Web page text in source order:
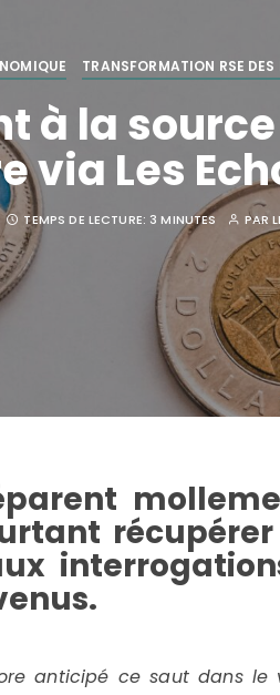
TRANSFORMATION RSE
à la
via Les
TEMPS DE LECTURE: 3 MINUTES PAR
anticipé ce saut dans